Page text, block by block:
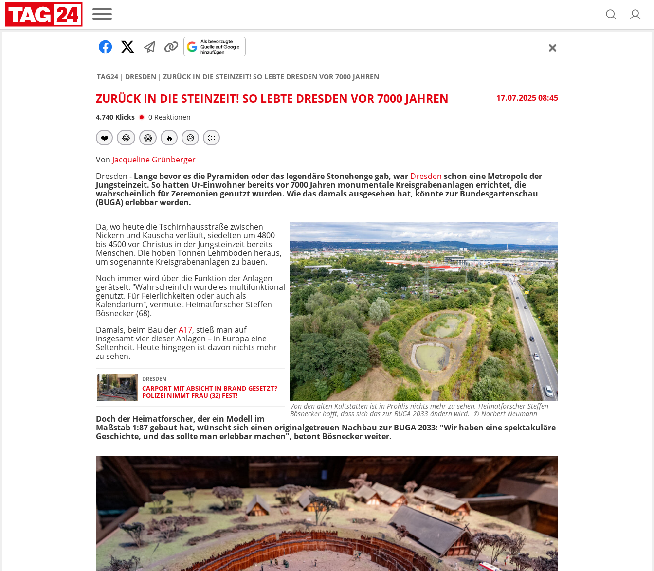
TAG24 DRESDEN ZURÜCK IN DIE STEINZEIT! SO LEBTE DRESDEN VOR 7000 JAHREN
17.07.2025 08:45
ZURÜCK IN DIE STEINZEIT! SO LEBTE DRESDEN VOR 7000 JAHREN
4.740 Klicks 0 Reaktionen
❤️ 😂 😱 🔥 😥 👏
Von Jacqueline Grünberger
Dresden - Lange bevor es die Pyramiden oder das legendäre Stonehenge gab, war Dresden schon eine Metropole der
Jungsteinzeit. So hatten Ur-Einwohner bereits vor 7000 Jahren monumentale Kreisgrabenanlagen errichtet, die
wahrscheinlich für Zeremonien genutzt wurden. Wie das damals ausgesehen hat, könnte zur Bundesgartenschau
(BUGA) erlebbar werden.
Von den alten Kultstätten ist in Prohlis nichts mehr zu sehen. Heimatforscher Steffen
Bösnecker hofft, dass sich das zur BUGA 2033 ändern wird. © Norbert Neumann
Da, wo heute die Tschirnhausstraße zwischen
Nickern und Kauscha verläuft, siedelten um 4800
bis 4500 vor Christus in der Jungsteinzeit bereits
Menschen. Die hoben Tonnen Lehmboden heraus,
um sogenannte Kreisgrabenanlagen zu bauen.
Noch immer wird über die Funktion der Anlagen
gerätselt: "Wahrscheinlich wurde es multifunktional
genutzt. Für Feierlichkeiten oder auch als
Kalendarium", vermutet Heimatforscher Steffen
Bösnecker (68).
Damals, beim Bau derA17, stieß man auf
insgesamt vier dieser Anlagen – in Europa eine
Seltenheit. Heute hingegen ist davon nichts mehr
zu sehen.
DRESDEN
CARPORT MIT ABSICHT IN BRAND GESETZT?
POLIZEI NIMMT FRAU (32) FEST!
Doch der Heimatforscher, der ein Modell im
Maßstab 1:87 gebaut hat, wünscht sich einen originalgetreuen Nachbau zur BUGA 2033: "Wir haben eine spektakuläre
Geschichte, und das sollte man erlebbar machen", betont Bösnecker weiter.